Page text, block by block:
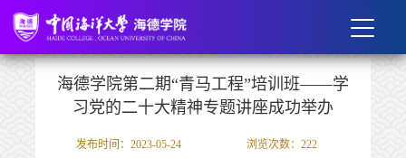
海德学院第二期“青马工程”培训班——学
习党的二十大精神专题讲座成功举办
发布时间：2023-05-24 浏览次数： 222